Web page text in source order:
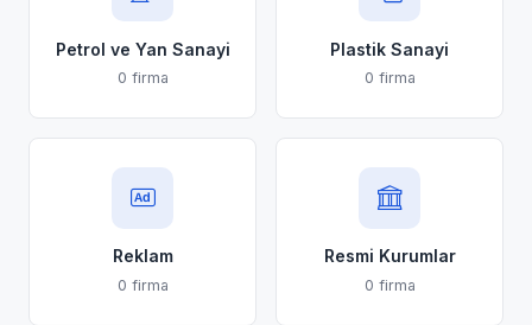
Petrol ve Yan Sanayi
0 firma
Plastik Sanayi
0 firma
Reklam
0 firma
Resmi Kurumlar
0 firma